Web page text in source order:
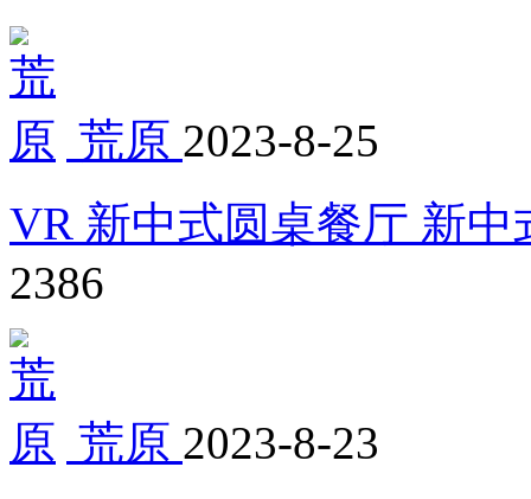
荒原 2023-8-25
VR 新中式圆桌餐厅 新
2386
荒原 2023-8-23